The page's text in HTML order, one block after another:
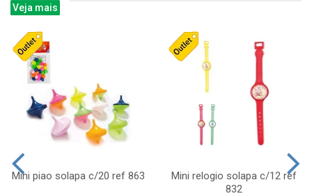
Veja mais
Mini piao solapa c/20 ref 863
Mini relogio solapa c/12 ref
832